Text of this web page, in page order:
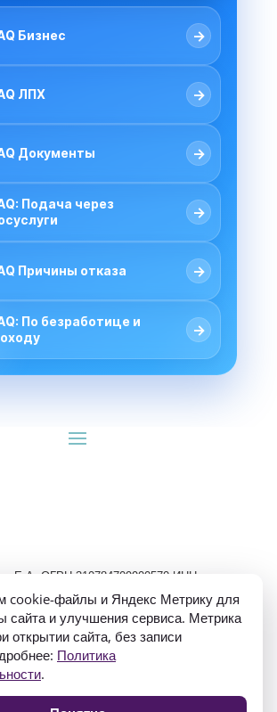
Бизнес →
ЛПХ →
Документы →
Подача через
→
Причины отказа →
По безработице и
→
Е.А. ОГРН 310784709900570 ИНН
конфиденциальности
cookie-файлы и Яндекс Метрику для
сайта и улучшения сервиса. Метрика
открытии сайта, без записи
Политика
.